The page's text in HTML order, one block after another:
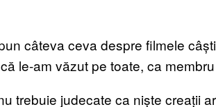
câteva ceva despre filmele
le-am văzut pe toate, ca
trebuie judecate ca niște creații